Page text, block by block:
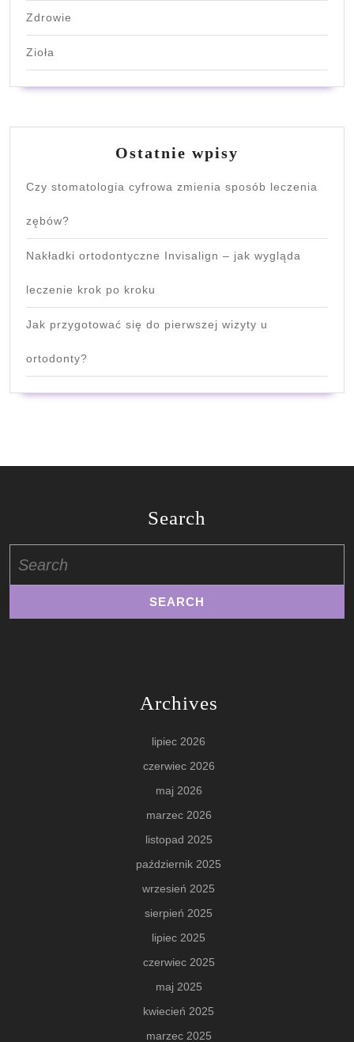
Zdrowie
Zioła
Ostatnie wpisy
Czy stomatologia cyfrowa zmienia sposób leczenia
zębów?
Nakładki ortodontyczne Invisalign – jak wygląda
leczenie krok po kroku
Jak przygotować się do pierwszej wizyty u
ortodonty?
Search
for:
Archives
lipiec 2026
czerwiec 2026
maj 2026
marzec 2026
listopad 2025
październik 2025
wrzesień 2025
sierpień 2025
lipiec 2025
czerwiec 2025
maj 2025
kwiecień 2025
marzec 2025